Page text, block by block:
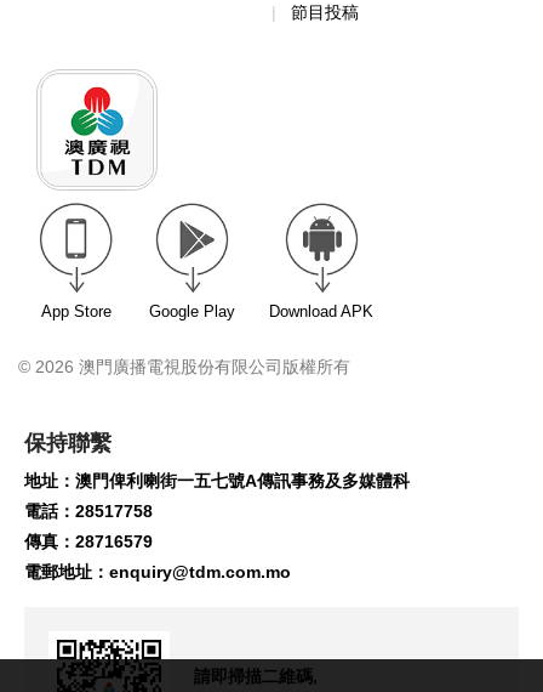
節目投稿
App Store Google Play Download APK
© 2026 澳門廣播電視股份有限公司版權所有
保持聯繫
地址：澳門俾利喇街一五七號A傳訊事務及多媒體科
電話：28517758
傳真：28716579
電郵地址： enquiry@tdm.com.mo
請即掃描二維碼,